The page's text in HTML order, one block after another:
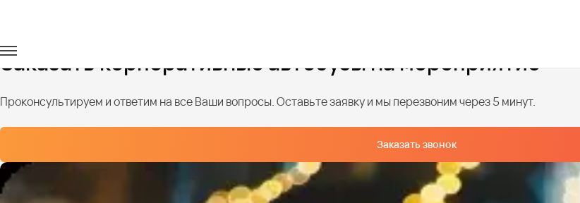
Заказать корпоративные автобусы на мероприятие
Проконсультируем и ответим на все Ваши вопросы. Оставьте заявку и мы перезвоним через 5 минут.
Заказать звонок